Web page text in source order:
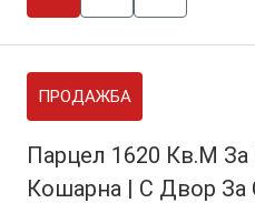
ПРОДАЖБА
Парцел 1620 Кв.м
Кошарна | С Двор За